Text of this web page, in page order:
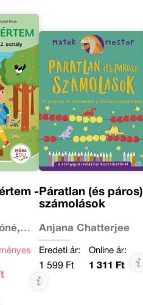
- Páratlan (és páros)
számolások
Anjana Chatterjee
Eredeti ár:
1 599 Ft
Online ár:
1 311 Ft